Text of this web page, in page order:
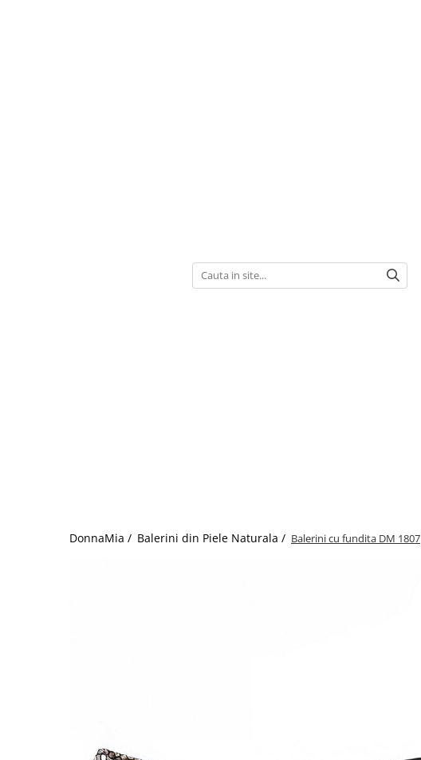
DonnaMia / Balerini din Piele Naturala / Balerini cu fundita DM 1807